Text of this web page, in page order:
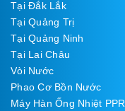
Tại Đắk Lắk
Tại Quảng Trị
Tại Quảng Ninh
Tại Lai Châu
Vòi Nước
Phao Cơ Bồn Nước
Máy Hàn Ống Nhiệt PPR